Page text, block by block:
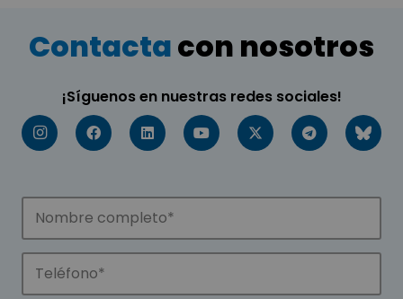
Contactacon nosotros
¡Síguenos en nuestras redes sociales!